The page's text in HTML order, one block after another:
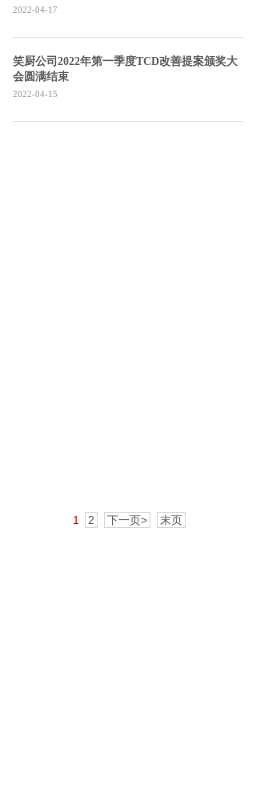
2022-04-17
笑厨公司2022年第一季度TCD改善提案颁奖大
会圆满结束
2022-04-15
1 2 下一页> 末页